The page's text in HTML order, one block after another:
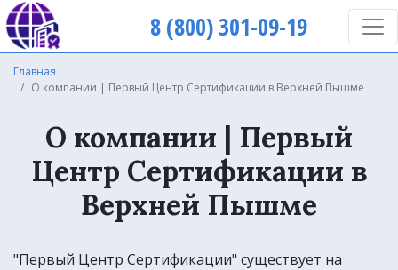
8 (800) 301-09-19
Главная
О компании | Первый Центр Сертификации в Верхней Пышме
О компании | Первый
Центр Сертификации в
Верхней Пышме
"Первый Центр Сертификации" существует на